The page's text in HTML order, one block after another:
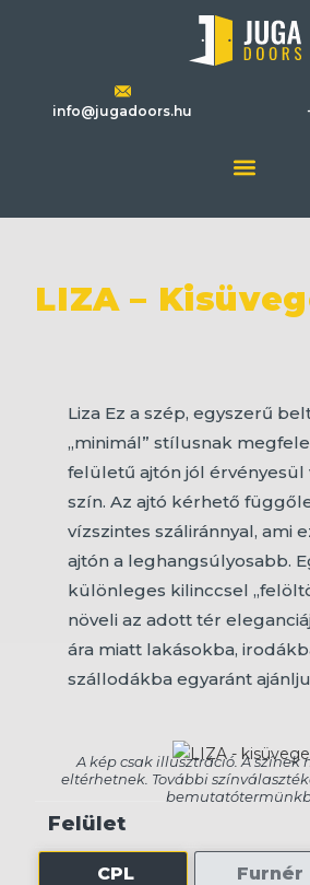
info@jugadoors.hu
LIZA –
Liza Ez a szép, egyszerű
„minimál” stílusnak
felületű ajtón jól érvényesül
szín. Az ajtó kérhető
vízszintes száliránnyal, ami
ajtón a leghangsúlyosabb.
különleges kilinccsel
növeli az adott tér
ára miatt lakásokba,
szállodákba egyaránt
Felület
CPL Furnér